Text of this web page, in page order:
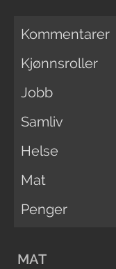
Kommentarer
Kjønnsroller
Jobb
Samliv
Helse
Mat
Penger
MAT